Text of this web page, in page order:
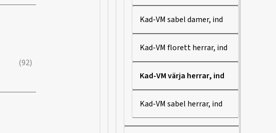
(92)
Kad-VM sabel damer, ind
Kad-VM florett herrar, ind
Kad-VM värja herrar, ind
Kad-VM sabel herrar, ind